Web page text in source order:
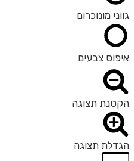
גווני מונוכרום
איפוס צבעים
הקטנת תצוגה
הגדלת תצוגה